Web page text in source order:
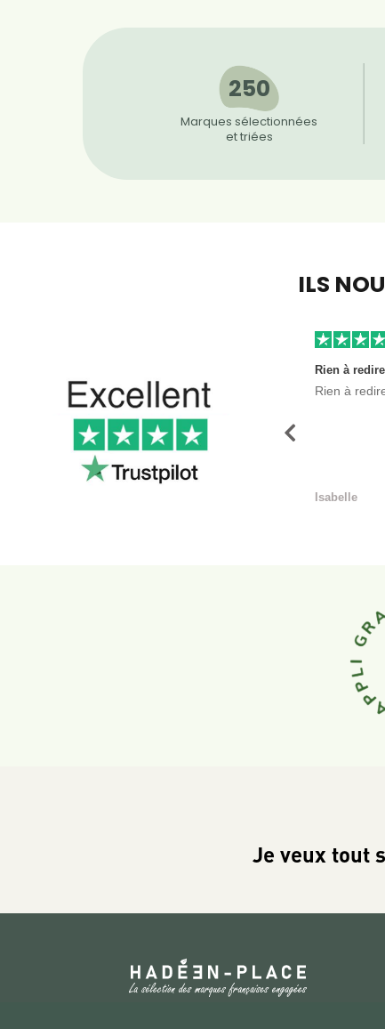
250
Marques sélectionnées
et triées
ILS
Rien à redire
Rien à
Isabelle
Précédent
Je veux tout